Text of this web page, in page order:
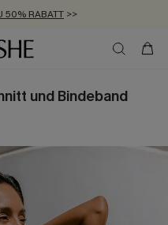
50% RABATT >>
EXTRA ERHALTEN
AB 89 €
und Bindeband